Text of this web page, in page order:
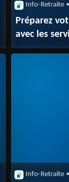
Info-Retraite
Préparez
avec les
Info-Retraite